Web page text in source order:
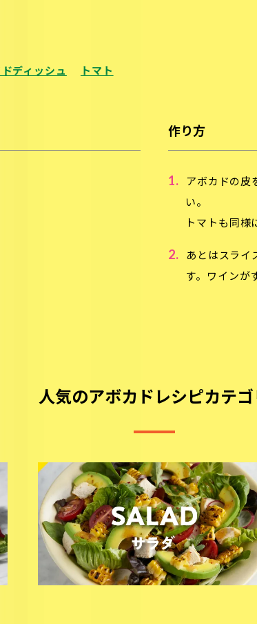
ディッシュ トマト
作り方
1.
アボカドの皮
い。
トマトも同様
2.
あとはスライ
す。ワインが
人気のアボカドレシピカテゴ